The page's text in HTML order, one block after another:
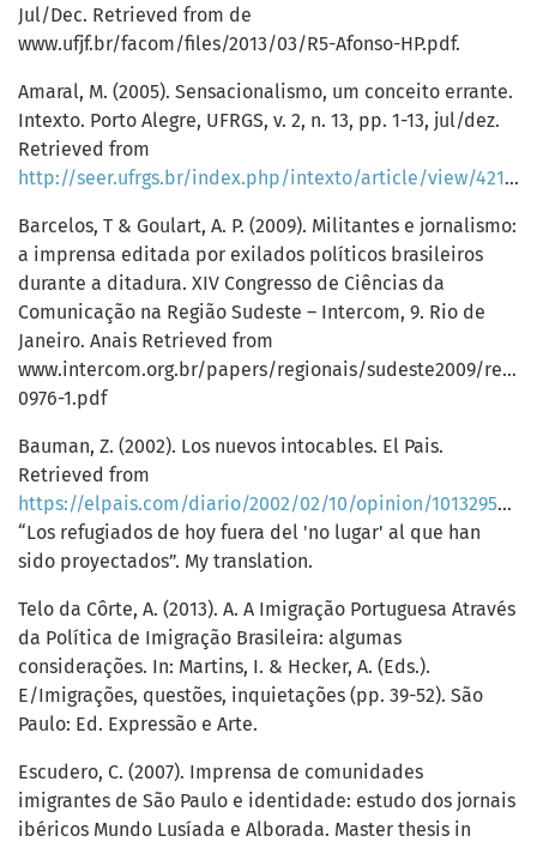
Jul/Dec. Retrieved from de
www.ufjf.br/facom/files/2013/03/R5-Afonso-HP.pdf.
Amaral, M. (2005). Sensacionalismo, um conceito errante.
Intexto. Porto Alegre, UFRGS, v. 2, n. 13, pp. 1-13, jul/dez.
Retrieved from
http://seer.ufrgs.br/index.php/intexto/article/view/4212/4464
Barcelos, T & Goulart, A. P. (2009). Militantes e jornalismo:
a imprensa editada por exilados políticos brasileiros
durante a ditadura. XIV Congresso de Ciências da
Comunicação na Região Sudeste – Intercom, 9. Rio de
Janeiro. Anais Retrieved from
www.intercom.org.br/papers/regionais/sudeste2009/
0976-1.pdf
Bauman, Z. (2002). Los nuevos intocables. El Pais.
Retrieved from
https://elpais.com/diario/2002/02/10/opinion/1013295609_850215.html
“Los refugiados de hoy fuera del 'no lugar' al que han
sido proyectados”. My translation.
Telo da Côrte, A. (2013). A. A Imigração Portuguesa Através
da Política de Imigração Brasileira: algumas
considerações. In: Martins, I. & Hecker, A. (Eds.).
E/Imigrações, questões, inquietações (pp. 39-52). São
Paulo: Ed. Expressão e Arte.
Escudero, C. (2007). Imprensa de comunidades
imigrantes de São Paulo e identidade: estudo dos jornais
ibéricos Mundo Lusíada e Alborada. Master thesis in